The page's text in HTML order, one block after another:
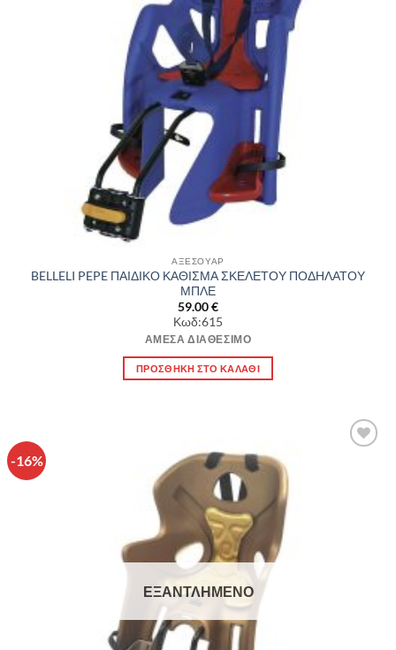
ΑΞΕΣΟΥΑΡ
BELLELI PEPE ΠΑΙΔΙΚΟ ΚΑΘΙΣΜΑ ΣΚΕΛΕΤΟΥ ΠΟΔΗΛΑΤΟΥ
ΜΠΛΕ
59.00€
Κωδ:615
ΆΜΕΣΑ ΔΙΑΘΈΣΙΜΟ
ΠΡΟΣΘΉΚΗ ΣΤΟ ΚΑΛΆΘΙ
-16%
ΕΞΑΝΤΛΗΜΈΝΟ